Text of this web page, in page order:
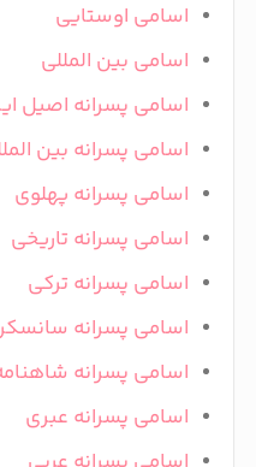
اسامی اوستایی
اسامی بین المللی
اسامی پسرانه اصیل
اسامی پسرانه بین
اسامی پسرانه پهلوی
اسامی پسرانه تاریخی
اسامی پسرانه ترکی
اسامی پسرانه
اسامی پسرانه
اسامی پسرانه عبری